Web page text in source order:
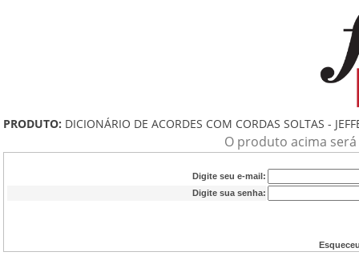
PRODUTO: DICIONÁRIO DE ACORDES COM CORDAS SOLTAS -
O produto acima
Digite seu e-mail:
Digite sua senha: